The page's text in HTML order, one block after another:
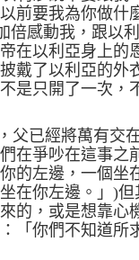
前要我為你做什
倍感動我，跟以
在以利亞身上的
戴了以利亞的外
是只開了一次，
父已經將萬有交
在爭吵在這事之
的左邊，一個坐
在你左邊。」)但
的，或是想靠心
「你們不知道所